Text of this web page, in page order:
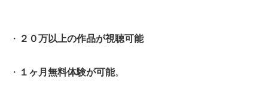
・ ２０万以上の作品が視聴可能
・ １ヶ月無料体験が可能。